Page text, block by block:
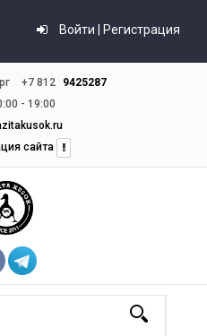
Войти | Регистрация
+7 812
9425287
- 19:00
сайта